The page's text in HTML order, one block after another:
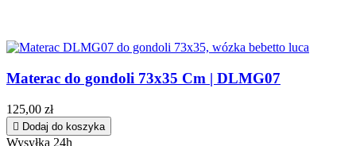
Materac do gondoli 73x35 Cm | DLMG07
125,00 zł
 Dodaj do koszyka
Wysyłka 24h